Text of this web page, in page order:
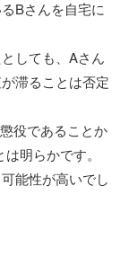
Bさんを自宅に
しても、Aさん
滞ることは否定
役であることか
明らかです。
能性が高いでし